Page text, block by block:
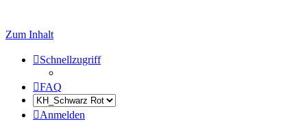
Zum Inhalt
Schnellzugriff
FAQ
Anmelden